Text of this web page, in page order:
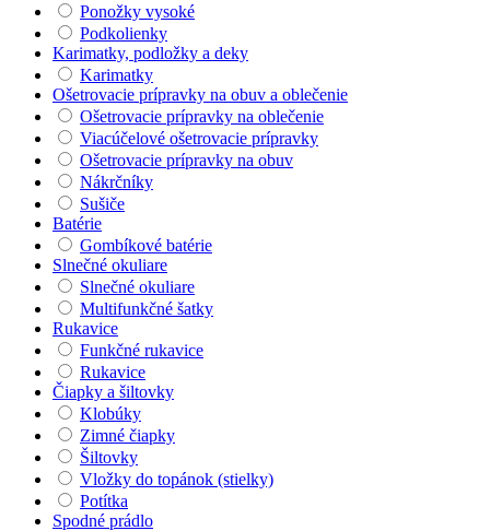
Ponožky vysoké
Podkolienky
Karimatky, podložky a deky
Karimatky
Ošetrovacie prípravky na obuv a oblečenie
Ošetrovacie prípravky na oblečenie
Viacúčelové ošetrovacie prípravky
Ošetrovacie prípravky na obuv
Nákrčníky
Sušiče
Batérie
Gombíkové batérie
Slnečné okuliare
Slnečné okuliare
Multifunkčné šatky
Rukavice
Funkčné rukavice
Rukavice
Čiapky a šiltovky
Klobúky
Zimné čiapky
Šiltovky
Vložky do topánok (stielky)
Potítka
Spodné prádlo